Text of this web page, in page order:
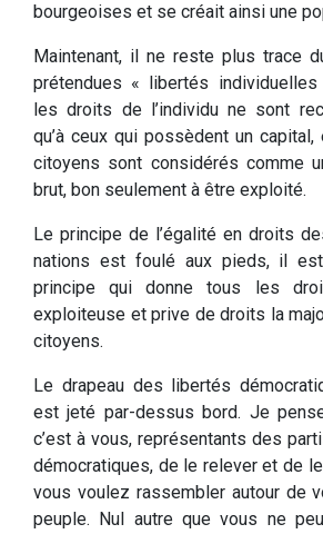
bourgeoises et se créait ainsi une
Maintenant, il ne reste plus trace
prétendues « libertés individuelles
les droits de l’individu ne sont
qu’à ceux qui possèdent un
citoyens sont considérés comme
brut, bon seulement à être exploité.
Le principe de l’égalité en droits
nations est foulé aux pieds, il
principe qui donne tous les
exploiteuse et prive de droits la
citoyens.
Le drapeau des libertés
est jeté par-dessus bord. Je
c’est à vous, représentants des
démocratiques, de le relever et de
vous voulez rassembler autour de
peuple. Nul autre que vous ne